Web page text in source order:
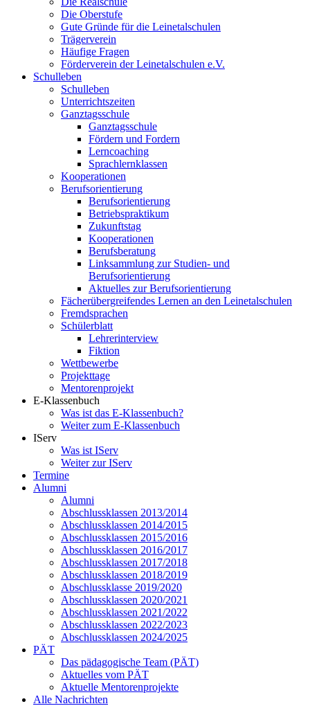
Die Oberstufe
Gute Gründe für die Leinetalschulen
Trägerverein
Häufige Fragen
Förderverein der Leinetalschulen e.V.
Schulleben
Schulleben
Unterrichtszeiten
Ganztagsschule
Ganztagsschule
Fördern und Fordern
Lerncoaching
Sprachlernklassen
Kooperationen
Berufsorientierung
Berufsorientierung
Betriebspraktikum
Zukunftstag
Kooperationen
Berufsberatung
Linksammlung zur Studien- und
Berufsorientierung
Aktuelles zur Berufsorientierung
Fächerübergreifendes Lernen an den Leinetalschulen
Fremdsprachen
Schülerblatt
Lehrerinterview
Fiktion
Wettbewerbe
Projekttage
Mentorenprojekt
E-Klassenbuch
Was ist das E-Klassenbuch?
Weiter zum E-Klassenbuch
IServ
Was ist IServ
Weiter zur IServ
Termine
Alumni
Alumni
Abschlussklassen 2013/2014
Abschlussklassen 2014/2015
Abschlussklassen 2015/2016
Abschlussklassen 2016/2017
Abschlussklassen 2017/2018
Abschlussklassen 2018/2019
Abschlussklasse 2019/2020
Abschlussklassen 2020/2021
Abschlussklassen 2021/2022
Abschlussklassen 2022/2023
Abschlussklassen 2024/2025
PÄT
Das pädagogische Team (PÄT)
Aktuelles vom PÄT
Aktuelle Mentorenprojekte
Alle Nachrichten